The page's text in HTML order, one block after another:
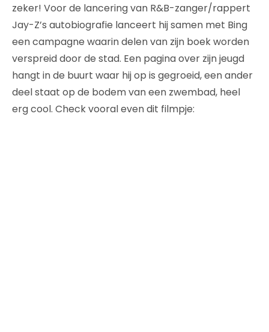
zeker! Voor de lancering van R&B-zanger/rappert
Jay-Z’s autobiografie lanceert hij samen met Bing
een campagne waarin delen van zijn boek worden
verspreid door de stad. Een pagina over zijn jeugd
hangt in de buurt waar hij op is gegroeid, een ander
deel staat op de bodem van een zwembad, heel
erg cool. Check vooral even dit filmpje: